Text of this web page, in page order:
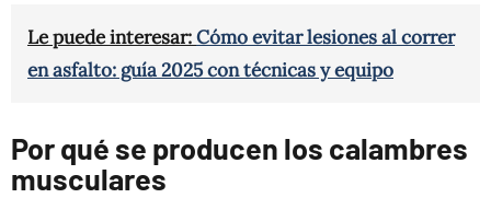
Le puede interesar:Cómo evitar lesiones al correr
en asfalto: guía 2025 con técnicas y equipo
Por qué se producen los calambres
musculares